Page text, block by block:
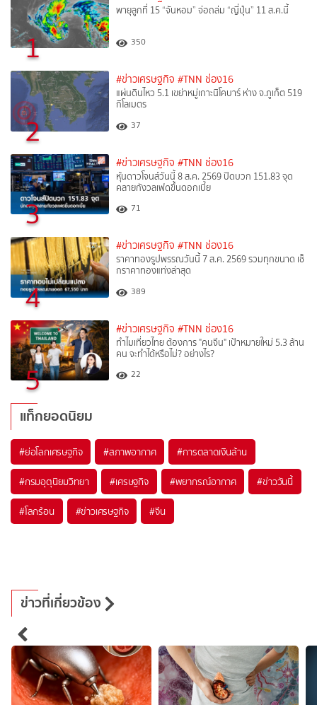
1
พายุลูกที่ 15 “จันหอม” จ่อถล่ม “ญี่ปุ่น” 11 ส.ค.นี้
350
2
#ข่าวเศรษฐกิจ #TNN ช่อง16
แผ่นดินไหว 5.1 เขย่าหมู่เกาะนิโคบาร์ ห่าง จ.ภูเก็ต 519
กิโลเมตร
37
3
#ข่าวเศรษฐกิจ #TNN ช่อง16
หุ้นดาวโจนส์วันนี้ 8 ส.ค. 2569 ปิดบวก 151.83 จุด
คลายกังวลเฟดขึ้นดอกเบี้ย
71
4
#ข่าวเศรษฐกิจ #TNN ช่อง16
ราคาทองรูปพรรณวันนี้ 7 ส.ค. 2569 รวมทุกขนาด เช็
กราคาทองแท่งล่าสุด
389
5
#ข่าวเศรษฐกิจ #TNN ช่อง16
ทำไมเที่ยวไทย ต้องการ "คนจีน" เป้าหมายใหม่ 5.3 ล้าน
คน จะทำได้หรือไม่? อย่างไร?
22
แท็กยอดนิยม
#ย่อโลกเศรษฐกิจ #สภาพอากาศ #การตลาดเงินล้าน
#กรมอุตุนิยมวิทยา #เศรษฐกิจ #พยากรณ์อากาศ #ข่าววันนี้
#โลกร้อน #ข่าวเศรษฐกิจ #จีน
ข่าวที่เกี่ยวข้อง